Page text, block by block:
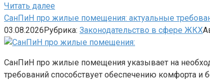
Читать далее
СанПиН про жилые помещения: актуальные
03.08.2026Рубрика: Законодательство в сфере ЖКХ
СанПиН про жилые помещения указывает на
требований способствует обеспечению комфорта и